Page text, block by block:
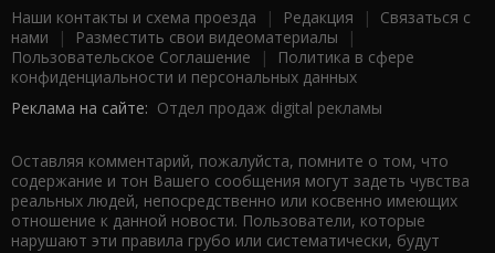
Наши контакты и схема проезда | Редакция | Связаться с
нами | Разместить свои видеоматериалы |
Пользовательское Соглашение |
Политика в сфере
конфиденциальности и персональных данных
Реклама на сайте: Отдел продаж digital рекламы
Оставляя комментарий, пожалуйста, помните о том, что
содержание и тон Вашего сообщения могут задеть чувства
реальных людей, непосредственно или косвенно имеющих
отношение к данной новости. Пользователи, которые
нарушают эти правила грубо или систематически, будут